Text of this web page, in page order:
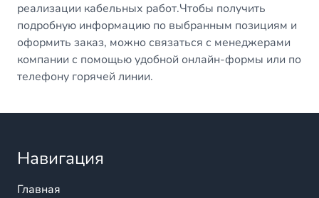
реализации кабельных работ.Чтобы получить
подробную информацию по выбранным позициям и
оформить заказ, можно связаться с менеджерами
компании с помощью удобной онлайн-формы или по
телефону горячей линии.
Навигация
Главная